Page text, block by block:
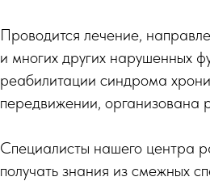
Проводится лечение,
и многих других нарушенных
реабилитации синдрома
передвижении, организована
Специалисты нашего центра
получать знания из смежных